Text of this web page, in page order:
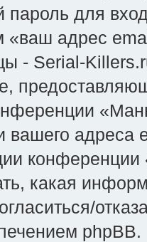
пароль для
адрес
- Serial-
адреса
какая
phpBB.